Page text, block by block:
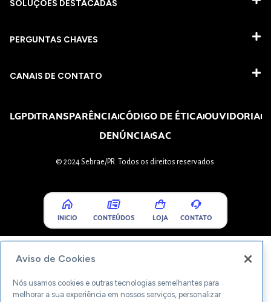
SOLUÇÕES DESTACADAS
PERGUNTAS CHAVES​
CANAIS DE CONTATO
LGPDTRANSPARÊNCIACÓDIGO DE ÉTICAOUVIDORIA
DENÚNCIASAC
© 2024 Sebrae/PR. Todos os direitos reservados.
INICIO CONTEÚDOS LOJA CONTATO
Aviso de Cookies
Nós usamos cookies e outras tecnologias semelhantes para
melhorar a sua experiência em nossos serviços, personalizar